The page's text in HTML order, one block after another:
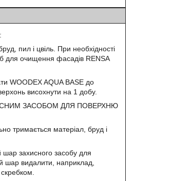
пил і цвіль. При необхідності
для очищення фасадів RENSA
WOODEX AQUA BASE до
висохнути на 1 добу.
ЗАСОБОМ ДЛЯ ПОВЕРХНЮ
тримається матеріал, бруд і
шар захисного засобу для
шар видалити, наприклад,